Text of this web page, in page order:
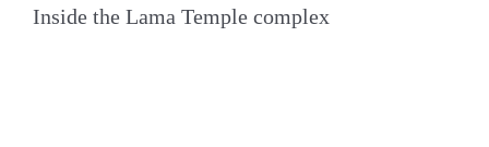
Inside the Lama Temple complex